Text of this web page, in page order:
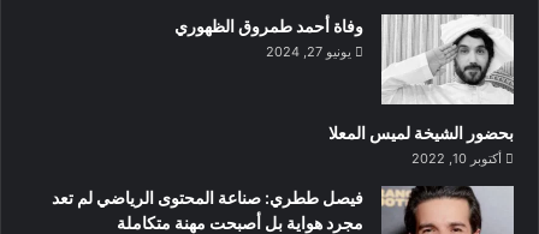
وفاة أحمد طمروق الظهوري
يونيو 27, 2024
بحضور الشيخة لميس المعلا
أكتوبر 10, 2022
‏فيصل ططري: صناعة المحتوى الرياضي لم تعد
مجرد هواية بل أصبحت مهنة متكاملة